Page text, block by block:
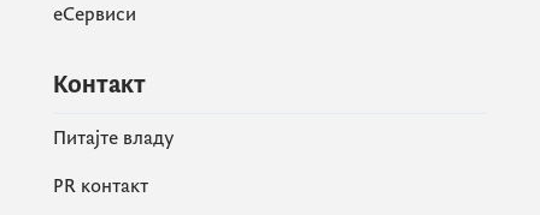
еСервиси
Контакт
Питајте владу
PR контакт